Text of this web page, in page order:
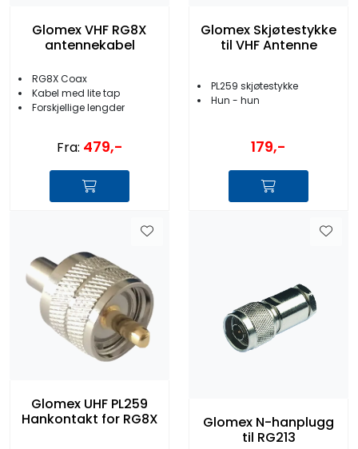
Glomex VHF RG8X
antennekabel
RG8X Coax
Kabel med lite tap
Forskjellige lengder
Fra: 479,-
Glomex Skjøtestykke
til VHF Antenne
PL259 skjøtestykke
Hun - hun
179,-
Glomex UHF PL259
Hankontakt for RG8X
Glomex N-hanplugg
til RG213